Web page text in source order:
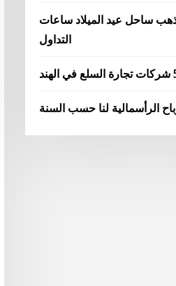
ساحل عيد الميلاد ساعات
التداول
الرأسمالية لنا حسب السنة